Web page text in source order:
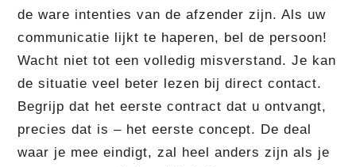
de ware intenties van de afzender zijn. Als uw
communicatie lijkt te haperen, bel de persoon!
Wacht niet tot een volledig misverstand. Je kan
de situatie veel beter lezen bij direct contact.
Begrijp dat het eerste contract dat u ontvangt,
precies dat is – het eerste concept. De deal
waar je mee eindigt, zal heel anders zijn als je